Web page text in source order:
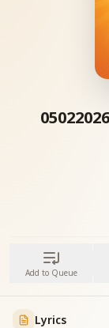
Add to Queue
Lyrics